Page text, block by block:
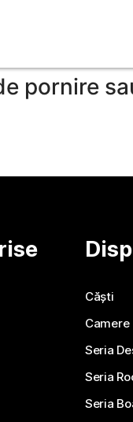
nu
pornire
Căști
Camere
Seria
Seria
Seria